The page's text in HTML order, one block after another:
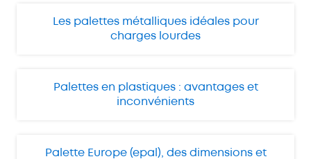
Les palettes métalliques idéales pour
charges lourdes
Palettes en plastiques : avantages et
inconvénients
Palette Europe (epal), des dimensions et